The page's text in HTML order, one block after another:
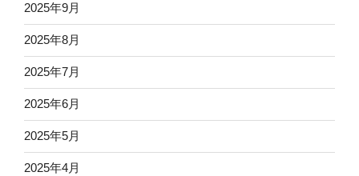
2025年9月
2025年8月
2025年7月
2025年6月
2025年5月
2025年4月